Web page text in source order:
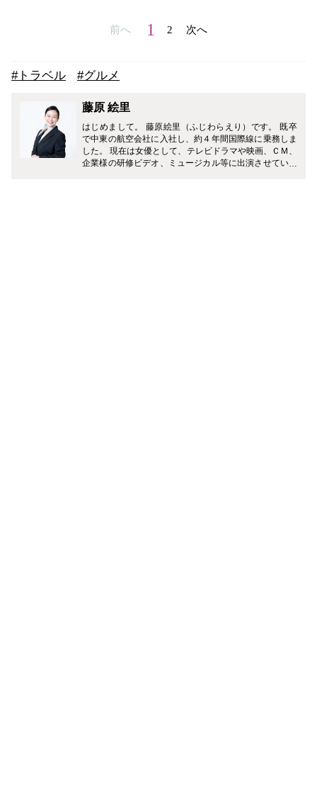
前へ 1 2 次へ
#トラベル #グルメ
藤原 絵里
はじめまして。 藤原絵里（ふじわらえり）です。 既卒
で中東の航空会社に入社し、約４年間国際線に乗務しま
した。 現在は女優として、テレビドラマや映画、ＣＭ、
企業様の研修ビデオ、ミュージカル等に出演させていた